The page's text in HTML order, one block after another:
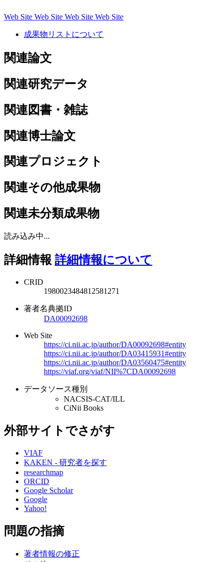
Web Site Web Site Web Site Web Site
成果物リストについて
関連論文
関連研究データ
関連図書・雑誌
関連博士論文
関連プロジェクト
関連その他成果物
関連未分類成果物
読み込み中...
詳細情報 詳細情報について
CRID
1980023484812581271
著者名典拠ID
DA00092698
Web Site
https://ci.nii.ac.jp/author/DA00092698#entity
https://ci.nii.ac.jp/author/DA03415931#entity
https://ci.nii.ac.jp/author/DA03560475#entity
https://viaf.org/viaf/NII%7CDA00092698
データソース種別
NACSIS-CAT/ILL
CiNii Books
外部サイトでさがす
VIAF
KAKEN - 研究者を探す
researchmap
ORCID
Google Scholar
Google
Yahoo!
問題の指摘
著者情報の修正